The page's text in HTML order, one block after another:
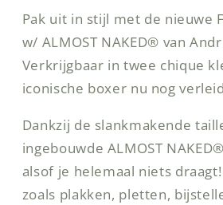
Tan
Pak uit in stijl met de nieuwe
w/ ALMOST NAKED® van
Verkrijgbaar in twee chique
iconische boxer nu nog
Dankzij de slankmakende
ingebouwde ALMOST
alsof je helemaal niets
zoals plakken, pletten,